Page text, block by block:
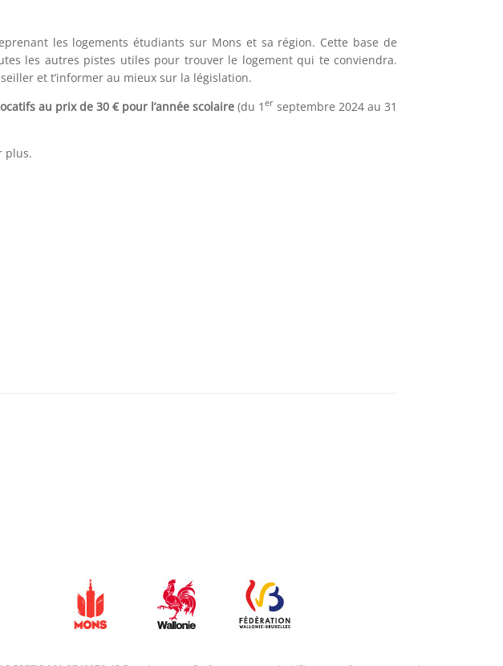
les logements étudiants sur Mons et sa région. Cette base de
les autres pistes utiles pour trouver le logement qui te conviendra.
et t’informer au mieux sur la législation.
au prix de 30 € pour l’année scolaire(du 1 erseptembre 2024 au 31
plus.